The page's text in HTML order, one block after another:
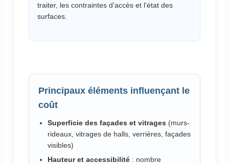
traiter, les contraintes d’accès et l’état des
surfaces.
Principaux éléments influençant le
coût
Superficie des façades et vitrages (murs-
rideaux, vitrages de halls, verrières, façades
visibles)
Hauteur et accessibilité: nombre